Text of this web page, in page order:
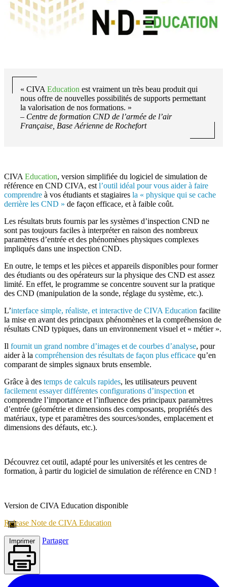
« CIVA Education est vraiment un très beau produit qui
nous offre de nouvelles possibilités de supports permettant
la valorisation de nos formations. »
– Centre de formation CND de l’armée de l’air
Française, Base Aérienne de Rochefort
CIVA Education, version simplifiée du logiciel de simulation de
référence en CND CIVA, est l’outil idéal pour vous aider à faire
comprendre à vos étudiants et stagiaires la « physique qui se cache
derrière les CND » de façon efficace, et à faible coût.
Les résultats bruts fournis par les systèmes d’inspection CND ne
sont pas toujours faciles à interpréter en raison des nombreux
paramètres d’entrée et des phénomènes physiques complexes
impliqués dans une inspection CND.
En outre, le temps et les pièces et appareils disponibles pour former
des étudiants ou des opérateurs sur la physique des CND est assez
limité. En effet, le programme se concentre souvent sur la pratique
des CND (manipulation de la sonde, réglage du système, etc.).
L’interface simple, réaliste, et interactive de CIVA Education facilite
la mise en avant des principaux phénomènes et la compréhension de
résultats CND typiques, dans un environnement visuel et « métier ».
Il fournit un grand nombre d’images et de courbes d’analyse, pour
aider à la compréhension des résultats de façon plus efficace qu’en
comparant de simples signaux bruts ensemble.
Grâce à des temps de calculs rapides, les utilisateurs peuvent
facilement essayer différentes configurations d’inspection et
comprendre l’importance et l’influence des principaux paramètres
d’entrée (géométrie et dimensions des composants, propriétés des
matériaux, type et paramètres des sources/sondes, emplacement et
dimensions des défauts, etc.).
Découvrez cet outil, adapté pour les universités et les centres de
formation, à partir du logiciel de simulation de référence en CND !
Version de CIVA Education disponible
Release Note de CIVA Education
Imprimer Partager